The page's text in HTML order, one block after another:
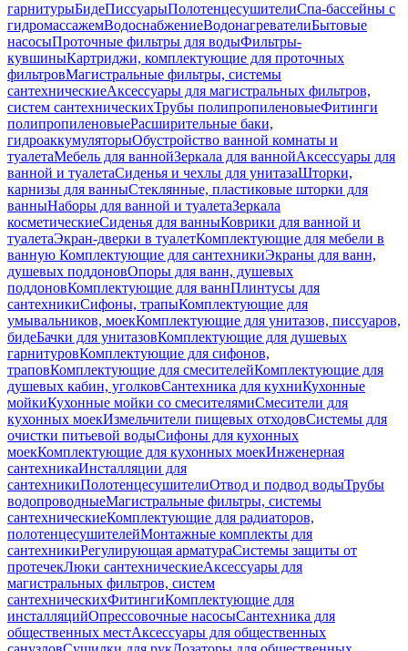
гарнитурыБидеПиссуарыПолотенцесушителиСпа-бассейны с
гидромассажемВодоснабжениеВодонагревателиБытовые
насосыПроточные фильтры для водыФильтры-
кувшиныКартриджи, комплектующие для проточных
фильтровМагистральные фильтры, системы
сантехническиеАксессуары для магистральных фильтров,
систем сантехническихТрубы полипропиленовыеФитинги
полипропиленовыеРасширительные баки,
гидроаккумуляторыОбустройство ванной комнаты и
туалетаМебель для ваннойЗеркала для ваннойАксессуары для
ванной и туалетаСиденья и чехлы для унитазаШторки,
карнизы для ванныСтеклянные, пластиковые шторки для
ванныНаборы для ванной и туалетаЗеркала
косметическиеСиденья для ванныКоврики для ванной и
туалетаЭкран-дверки в туалетКомплектующие для мебели в
ванную Комплектующие для сантехникиЭкраны для ванн,
душевых поддоновОпоры для ванн, душевых
поддоновКомплектующие для ваннПлинтусы для
сантехникиСифоны, трапыКомплектующие для
умывальников, моекКомплектующие для унитазов, писсуаров,
бидеБачки для унитазовКомплектующие для душевых
гарнитуровКомплектующие для сифонов,
траповКомплектующие для смесителейКомплектующие для
душевых кабин, уголковСантехника для кухниКухонные
мойкиКухонные мойки со смесителямиСмесители для
кухонных моекИзмельчители пищевых отходовСистемы для
очистки питьевой водыСифоны для кухонных
моекКомплектующие для кухонных моекИнженерная
сантехникаИнсталляции для
сантехникиПолотенцесушителиОтвод и подвод водыТрубы
водопроводныеМагистральные фильтры, системы
сантехническиеКомплектующие для радиаторов,
полотенцесушителейМонтажные комплекты для
сантехникиРегулирующая арматураСистемы защиты от
протечекЛюки сантехническиеАксессуары для
магистральных фильтров, систем
сантехническихФитингиКомплектующие для
инсталляцийОпрессовочные насосыСантехника для
общественных местАксессуары для общественных